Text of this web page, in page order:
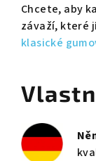
Chcete, aby
závaží, které
klasické